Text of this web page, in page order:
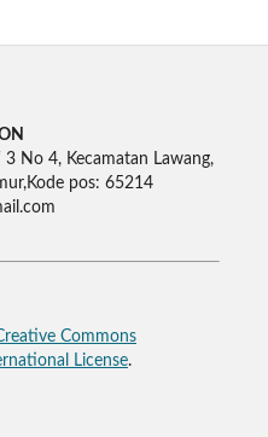
No 4, Kecamatan Lawang,
pos: 65214
Commons
License.